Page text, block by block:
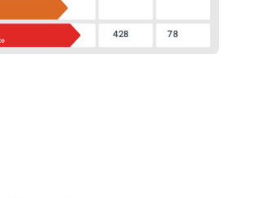
428 78